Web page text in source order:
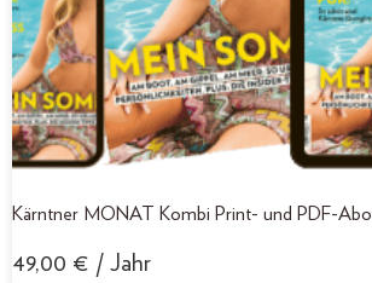
Kärntner MONAT Kombi Print- und PDF-Abo
49,00 € / Jahr